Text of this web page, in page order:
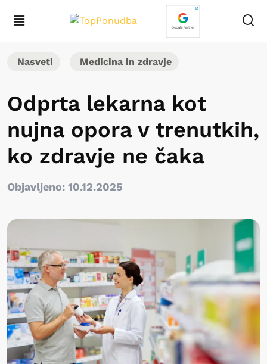
Nasveti Medicina in zdravje
Odprta lekarna kot
nujna opora v trenutkih,
ko zdravje ne čaka
Objavljeno: 10.12.2025